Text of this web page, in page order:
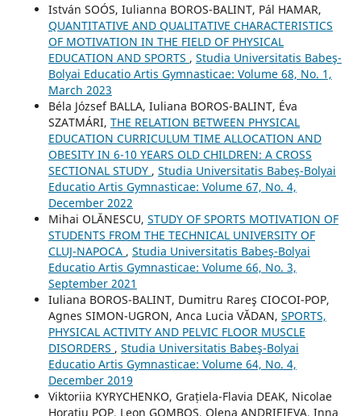
István SOÓS, Iulianna BOROS-BALINT, Pál HAMAR,
QUANTITATIVE AND QUALITATIVE CHARACTERISTICS
OF MOTIVATION IN THE FIELD OF PHYSICAL
EDUCATION AND SPORTS , Studia Universitatis Babeş-
Bolyai Educatio Artis Gymnasticae: Volume 68, No. 1,
March 2023
Béla József BALLA, Iuliana BOROS-BALINT, Éva
SZATMÁRI, THE RELATION BETWEEN PHYSICAL
EDUCATION CURRICULUM TIME ALLOCATION AND
OBESITY IN 6-10 YEARS OLD CHILDREN: A CROSS
SECTIONAL STUDY , Studia Universitatis Babeş-Bolyai
Educatio Artis Gymnasticae: Volume 67, No. 4,
December 2022
Mihai OLĂNESCU, STUDY OF SPORTS MOTIVATION OF
STUDENTS FROM THE TECHNICAL UNIVERSITY OF
CLUJ-NAPOCA , Studia Universitatis Babeş-Bolyai
Educatio Artis Gymnasticae: Volume 66, No. 3,
September 2021
Iuliana BOROS-BALINT, Dumitru Rareş CIOCOI-POP,
Agnes SIMON-UGRON, Anca Lucia VĂDAN, SPORTS,
PHYSICAL ACTIVITY AND PELVIC FLOOR MUSCLE
DISORDERS , Studia Universitatis Babeş-Bolyai
Educatio Artis Gymnasticae: Volume 64, No. 4,
December 2019
Viktoriia KYRYCHENKO, Grațiela-Flavia DEAK, Nicolae
Horațiu POP, Leon GOMBOȘ, Olena ANDRIEIEVA, Inna